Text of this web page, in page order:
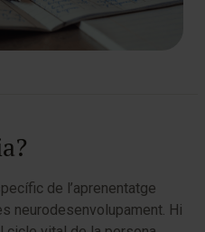
de l’aprenentatge
neurodesenvolupament. Hi